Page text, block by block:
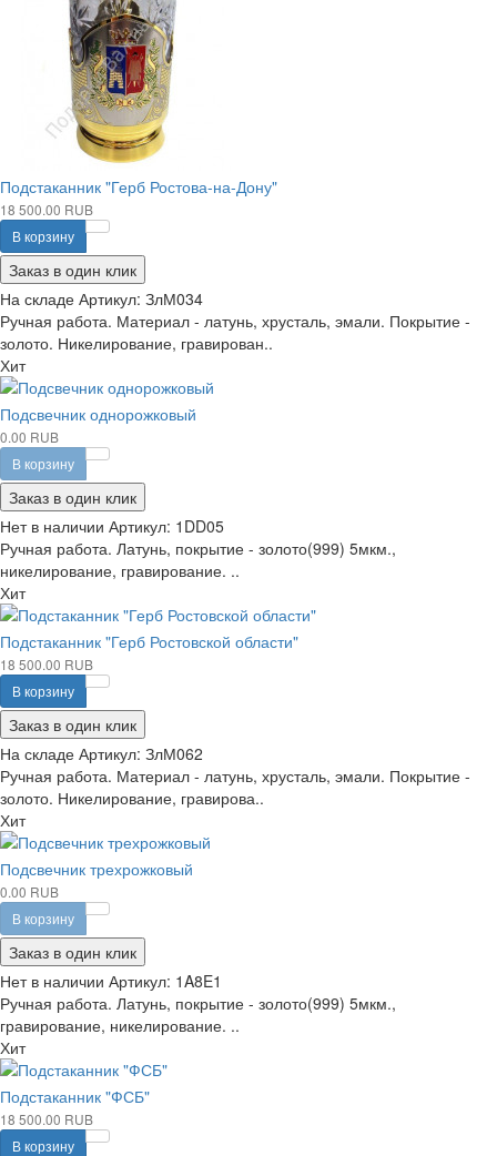
Подстаканник "Герб Ростова-на-Дону"
18 500.00 RUB
В корзину
Заказ в один клик
На складе Артикул: ЗлМ034
Ручная работа. Материал - латунь, хрусталь, эмали. Покрытие -
золото. Никелирование, гравирован..
Хит
Подсвечник однорожковый
0.00 RUB
В корзину
Заказ в один клик
Нет в наличии Артикул: 1DD05
Ручная работа. Латунь, покрытие - золото(999) 5мкм.,
никелирование, гравирование. ..
Хит
Подстаканник "Герб Ростовской области"
18 500.00 RUB
В корзину
Заказ в один клик
На складе Артикул: ЗлМ062
Ручная работа. Материал - латунь, хрусталь, эмали. Покрытие -
золото. Никелирование, гравирова..
Хит
Подсвечник трехрожковый
0.00 RUB
В корзину
Заказ в один клик
Нет в наличии Артикул: 1A8E1
Ручная работа. Латунь, покрытие - золото(999) 5мкм.,
гравирование, никелирование. ..
Хит
Подстаканник "ФСБ"
18 500.00 RUB
В корзину